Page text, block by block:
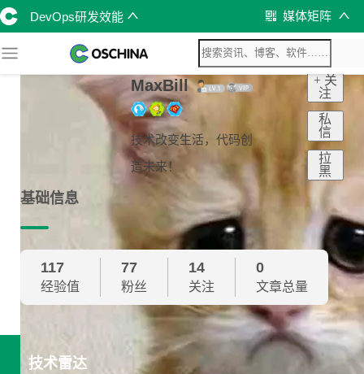
DevOps研发效能 媒体矩阵
MaxBill
技术改变生活，代码创
造未来！
+ 关
注
私
信
拉
黑
基础信息
117
经验值
77
粉丝
14
关注
0
文章总量
技术雷达